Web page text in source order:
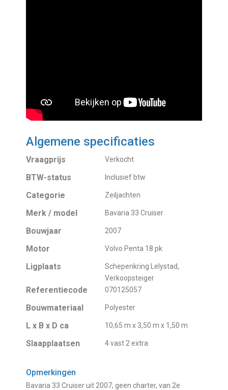
Algemene specificaties
Vraagprijs Verkocht
BTW-status Inclusief btw
Categorie Zeiljachten
Merk / model Bavaria 33 Cruiser
Bouwjaar 2007
Motor Volvo Penta 18 pk
Ligplaats
Schepenkring Lelystad,
Verkoopsteiger
Referentiecode 070125057
Bouwmateriaal Polyester
L x B x D ca 10,65 m x 3,50 m x 1,50 m
Slaapplaatsen 4 vast 2 extra
Opmerkingen
Bavaria 33 Cruiser uit 2007, geen charter, van 2e